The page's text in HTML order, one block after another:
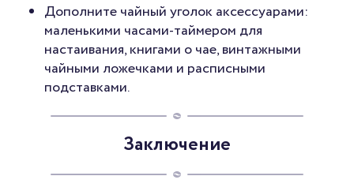
Дополните чайный уголок аксессуарами:
маленькими часами-таймером для
настаивания, книгами о чае, винтажными
чайными ложечками и расписными
подставками.
Заключение